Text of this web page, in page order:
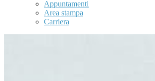
Appuntamenti
Area stampa
Carriera